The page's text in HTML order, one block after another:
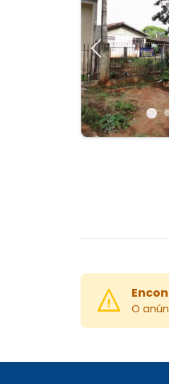
Previous
O